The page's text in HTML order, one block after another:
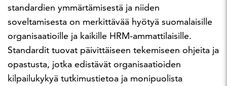
standardien ymmärtämisestä ja niiden
soveltamisesta on merkittävää hyötyä suomalaisille
organisaatioille ja kaikille HRM-ammattilaisille.
Standardit tuovat päivittäiseen tekemiseen ohjeita ja
opastusta, jotka edistävät organisaatioiden
kilpailukykyä tutkimustietoa ja monipuolista